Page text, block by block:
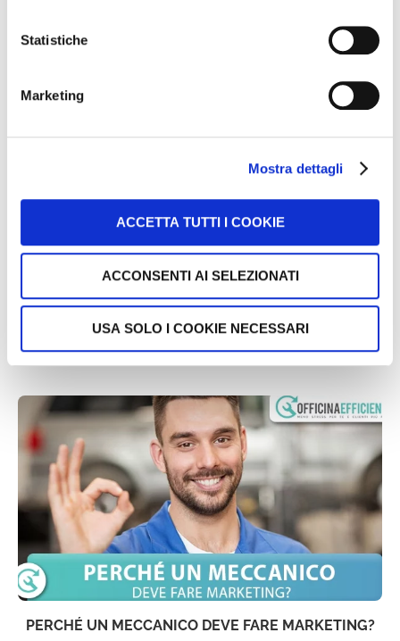
Statistiche
Marketing
Mostra dettagli
ACCETTA TUTTI I COOKIE
ACCONSENTI AI SELEZIONATI
USA SOLO I COOKIE NECESSARI
Ho letto e acconsento l'informativa sulla privacy su
www.officinaefficiente.it/privacy
Acconsento al trattamento dei dati per attività di
CLICCA QUI PER RIMANERE
PERCHÉ UN MECCANICO DEVE FARE MARKETING?